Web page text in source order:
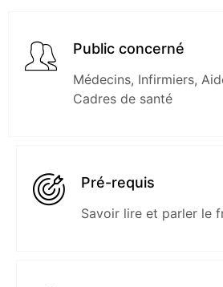
Public concerné
Médecins, Infirmiers,
Cadres de santé
Pré-requis
Savoir lire et parler le